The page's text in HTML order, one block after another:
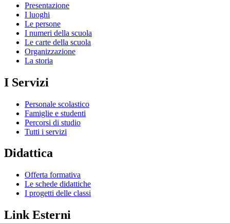
Presentazione
I luoghi
Le persone
I numeri della scuola
Le carte della scuola
Organizzazione
La storia
I Servizi
Personale scolastico
Famiglie e studenti
Percorsi di studio
Tutti i servizi
Didattica
Offerta formativa
Le schede didattiche
I progetti delle classi
Link Esterni